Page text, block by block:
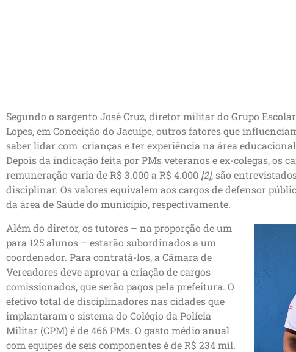
Segundo o sargento José Cruz, diretor militar do Grupo
Lopes, em Conceição do Jacuípe, outros fatores que
saber lidar com crianças e ter experiência na área
Depois da indicação feita por PMs veteranos e ex-colegas, os
remuneração varia de R$ 3.000 a R$ 4.000 [2], são
disciplinar. Os valores equivalem aos cargos de defensor
da área de Saúde do município, respectivamente.
Além do diretor, os tutores – na proporção de um
para 125 alunos – estarão subordinados a um
coordenador. Para contratá-los, a Câmara de
Vereadores deve aprovar a criação de cargos
comissionados, que serão pagos pela prefeitura. O
efetivo total de disciplinadores nas cidades que
implantaram o sistema do Colégio da Polícia
Militar (CPM) é de 466 PMs. O gasto médio anual
com equipes de seis componentes é de R$ 234 mil.